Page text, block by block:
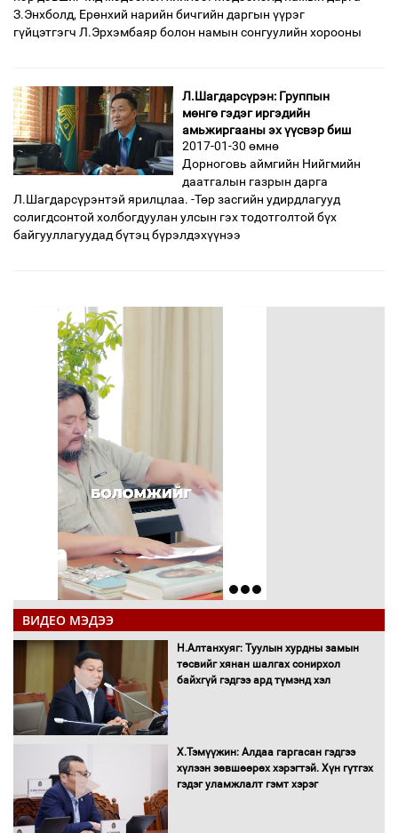
З.Энхболд, Ерөнхий нарийн бичгийн даргын үүрэг
гүйцэтгэгч Л.Эрхэмбаяр болон намын сонгуулийн хорооны
Л.Шагдарсүрэн: Группын
мөнгө гэдэг иргэдийн
амьжиргааны эх үүсвэр биш
2017-01-30 өмнө
Дорноговь аймгийн Нийгмийн
даатгалын газрын дарга
Л.Шагдарсүрэнтэй ярилцлаа. -Төр засгийн удирдлагууд
солигдсонтой хол­бог­дуу­лан улсын гэх тодотголтой бүх
байгууллагуудад бү­тэц бүрэл­дэхүүнээ
өмнөх 7
ВИДЕО МЭДЭЭ
Н.Алтанхуяг: Туулын хурдны замын
төсвийг хянан шалгах сонирхол
байхгүй гэдгээ ард түмэнд хэл
Х.Тэмүүжин: Алдаа гаргасан гэдгээ
хүлээн зөвшөөрөх хэрэгтэй. Хүн гүтгэх
гэдэг уламжлалт гэмт хэрэг